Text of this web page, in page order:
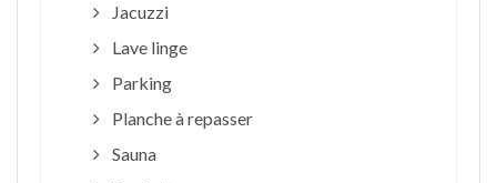
Jacuzzi
Lave linge
Parking
Planche à repasser
Sauna